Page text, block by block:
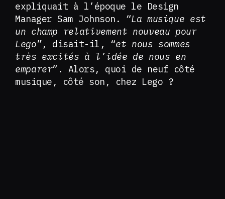
expliquait à l’époque le Design
Manager Sam Johnson. “La musique est
un champ relativement nouveau pour
Lego”, disait-il, “et nous sommes
très excités à l’idée de nous en
emparer”. Alors, quoi de neuf côté
musique, côté son, chez Lego ?